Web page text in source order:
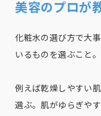
美容のプロが
化粧水の選び方で大
いるものを選ぶこと。
例えば乾燥しやすい
選ぶ。肌がゆらぎや